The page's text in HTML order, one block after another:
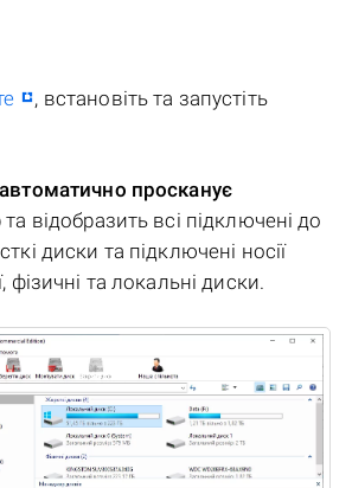
, встановіть та запустіть
автоматично просканує
відобразить всі підключені до
диски та підключені носії
фізичні та локальні диски.